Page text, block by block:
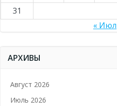
31
« Июл
АРХИВЫ
Август 2026
Июль 2026